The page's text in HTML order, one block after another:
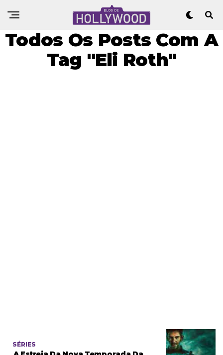
Todos Os Posts Com A
Tag "Eli Roth"
SÉRIES